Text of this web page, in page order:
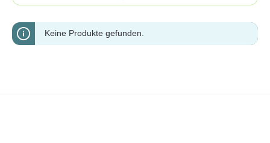
Keine Produkte gefunden.